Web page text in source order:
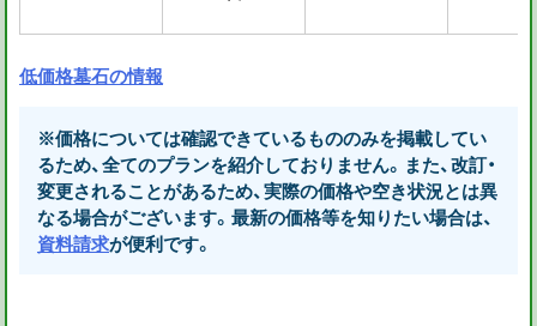
低価格墓石の情報
※価格については確認できているもののみを掲載してい
るため、全てのプランを紹介しておりません。また、改訂・
変更されることがあるため、実際の価格や空き状況とは異
なる場合がございます。最新の価格等を知りたい場合は、
資料請求が便利です。